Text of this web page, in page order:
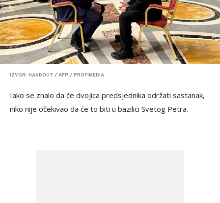
IZVOR: HANDOUT / AFP / PROFIMEDIA
Iako se znalo da će dvojica predsjednika održati sastanak,
niko nije očekivao da će to biti u bazilici Svetog Petra.